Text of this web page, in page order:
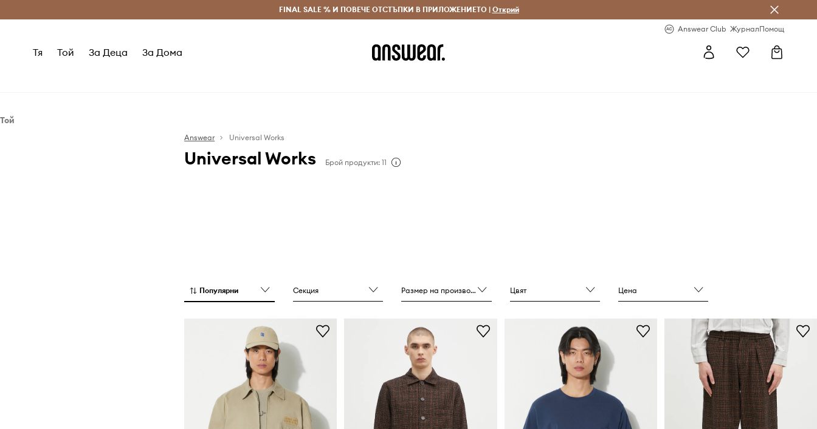
Безплатни доставка и връщане за поръчки над 70 EUR Доставка 1-5 дни
FINAL SALE % И ПОВЕЧЕ ОТСТЪПКИ В ПРИЛОЖЕНИЕТО | Открий
Answear Club ЖурналПомощ
Тя Той За Деца За Дома
Той
Answear Universal Works
Universal Works Брой продукти: 11
Популярни Секция Размер на производителя Цвят Цена